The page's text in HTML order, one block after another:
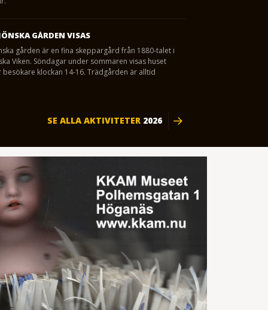
GÅRDEN VISAS
gården är en fina skeppargård från 1880-talet i
Viken. Söndagar under sommaren visas huset
klockan 14-16. Trädgården är alltid
SE ALLA AKTIVITETER 2026